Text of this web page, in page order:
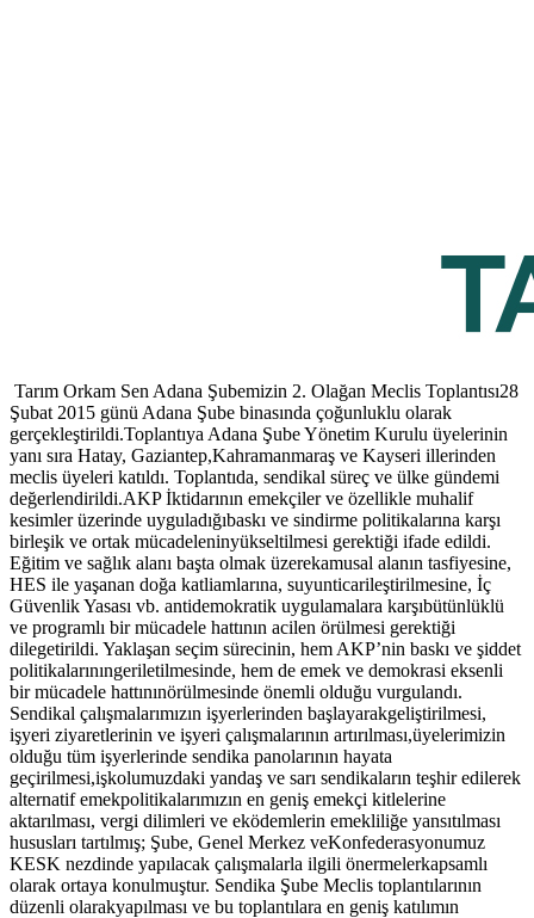
Tarım Orkam Sen Adana Şubemizin 2. Olağan Meclis Toplantısı28
Şubat 2015 günü Adana Şube binasında çoğunluklu olarak
gerçekleştirildi.Toplantıya Adana Şube Yönetim Kurulu üyelerinin
yanı sıra Hatay, Gaziantep,Kahramanmaraş ve Kayseri illerinden
meclis üyeleri katıldı. Toplantıda, sendikal süreç ve ülke gündemi
değerlendirildi.AKP İktidarının emekçiler ve özellikle muhalif
kesimler üzerinde uyguladığıbaskı ve sindirme politikalarına karşı
birleşik ve ortak mücadeleninyükseltilmesi gerektiği ifade edildi.
Eğitim ve sağlık alanı başta olmak üzerekamusal alanın tasfiyesine,
HES ile yaşanan doğa katliamlarına, suyunticarileştirilmesine, İç
Güvenlik Yasası vb. antidemokratik uygulamalara karşıbütünlüklü
ve programlı bir mücadele hattının acilen örülmesi gerektiği
dilegetirildi. Yaklaşan seçim sürecinin, hem AKP’nin baskı ve şiddet
politikalarınıngeriletilmesinde, hem de emek ve demokrasi eksenli
bir mücadele hattınınörülmesinde önemli olduğu vurgulandı.
Sendikal çalışmalarımızın işyerlerinden başlayarakgeliştirilmesi,
işyeri ziyaretlerinin ve işyeri çalışmalarının artırılması,üyelerimizin
olduğu tüm işyerlerinde sendika panolarının hayata
geçirilmesi,işkolumuzdaki yandaş ve sarı sendikaların teşhir edilerek
alternatif emekpolitikalarımızın en geniş emekçi kitlelerine
aktarılması, vergi dilimleri ve eködemlerin emekliliğe yansıtılması
hususları tartılmış; Şube, Genel Merkez veKonfederasyonumuz
KESK nezdinde yapılacak çalışmalarla ilgili önermelerkapsamlı
olarak ortaya konulmuştur. Sendika Şube Meclis toplantılarının
düzenli olarakyapılması ve bu toplantılara en geniş katılımın